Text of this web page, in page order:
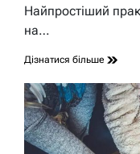
Найпростіший
на…
Дізнатися більше